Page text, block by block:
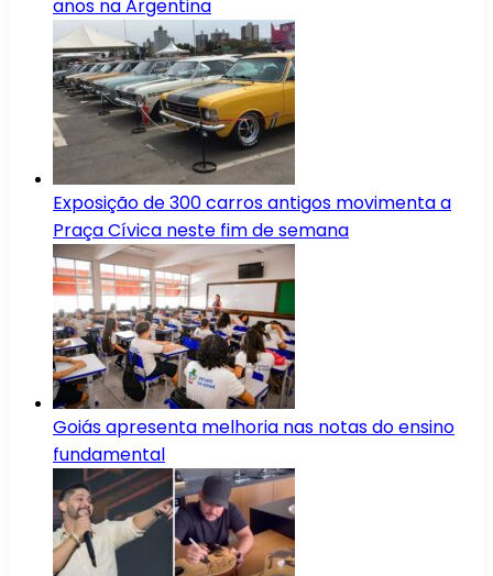
anos na Argentina
Exposição de 300 carros antigos movimenta a
Praça Cívica neste fim de semana
Goiás apresenta melhoria nas notas do ensino
fundamental